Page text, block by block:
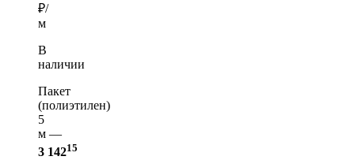
₽/
м
В
наличии
Пакет
(полиэтилен)
5
м —
3 14215